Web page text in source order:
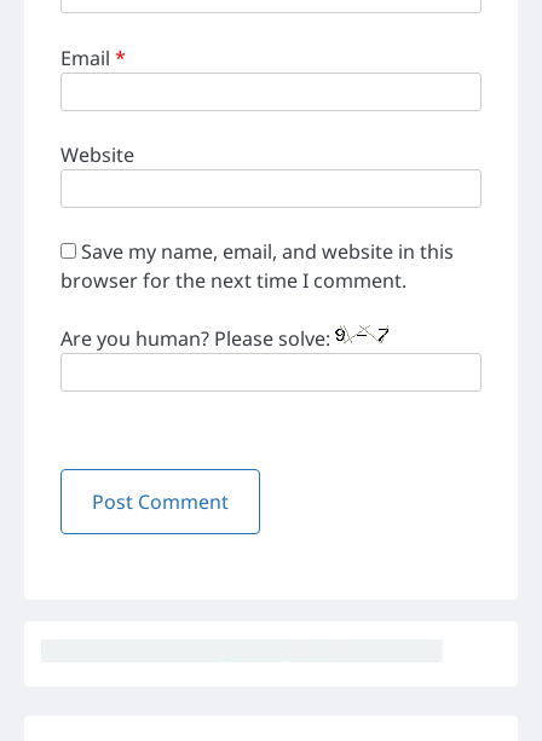
Email *
Website
Save my name, email, and website in this
browser for the next time I comment.
Are you human? Please solve: